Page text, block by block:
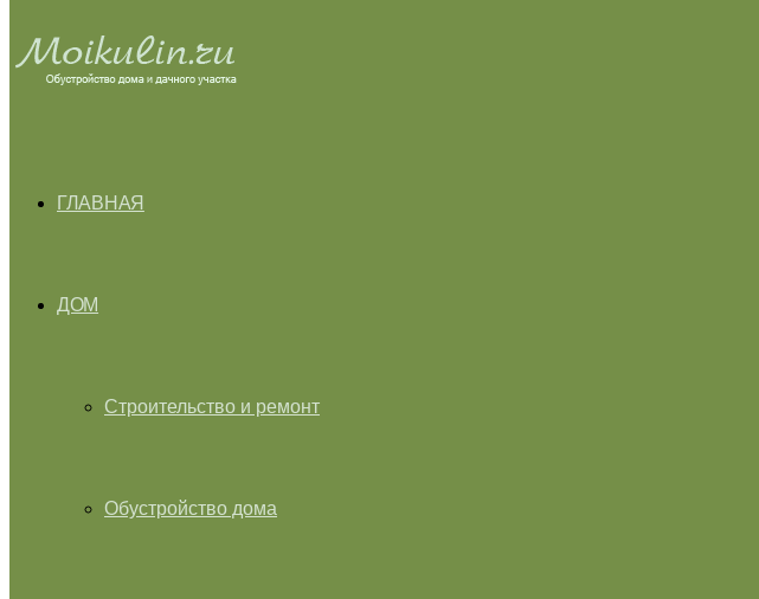
ГЛАВНАЯ
ДОМ
Строительство и ремонт
Обустройство дома